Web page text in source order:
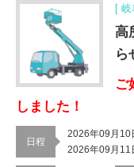
[
高
ら
ご
しました！
日程
2026年09月10
2026年09月11